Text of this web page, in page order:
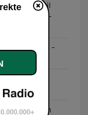
formiddag til
li god musik. -
på radioen. -
- Vi
dag
musik - Din